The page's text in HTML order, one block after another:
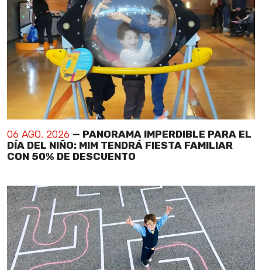
06 AGO, 2026 — PANORAMA IMPERDIBLE PARA EL
DÍA DEL NIÑO: MIM TENDRÁ FIESTA FAMILIAR
CON 50% DE DESCUENTO